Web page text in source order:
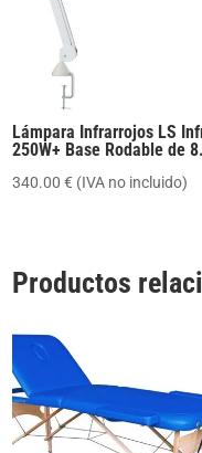
Lámpara Infrarrojos LS
250W+ Base Rodable de
340.00€ (IVA no incluido)
Productos